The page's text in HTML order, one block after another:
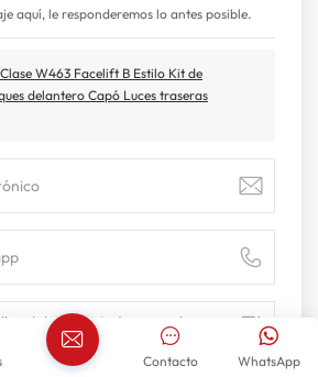
aquí, le responderemos lo antes posible.
W463 Facelift B Estilo Kit de
delantero Capó Luces traseras
WhatsApp
Contacto